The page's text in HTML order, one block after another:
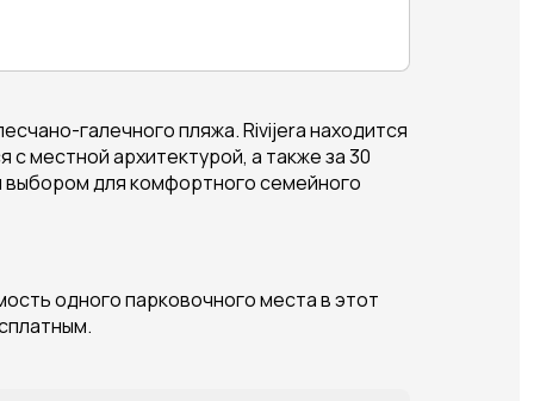
галечного пляжа. Rivijera находится
с местной архитектурой, а также за 30
выбором для комфортного семейного
одного парковочного места в этот